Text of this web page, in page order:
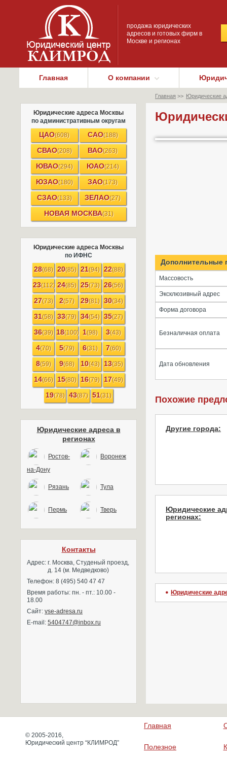
продажа юридических
адресов и готовых фирм в
Москве и регионах
Главная О компании
Юридические адреса Москвы
по административным округам
ЦАО(608) САО(188)
СВАО(208) ВАО(263)
ЮВАО(294) ЮАО(214)
ЮЗАО(180) ЗАО(173)
СЗАО(133) ЗЕЛАО(27)
НОВАЯ МОСКВА(31)
Юридические адреса Москвы
по ИФНС
28(68) 20(85) 21(94) 22(88)
23(112) 24(85) 25(73) 26(56)
27(73) 2(57) 29(81) 30(34)
31(58) 33(79) 34(54) 35(27)
36(39) 18(100) 1(98) 3(43)
4(70) 5(79) 6(31) 7(60)
8(59) 9(68) 10(43) 13(35)
14(66) 15(80) 16(79) 17(49)
19(78) 43(87) 51(31)
Юридические адреса в
регионах
Ростов-
на-Дону
Воронеж
Рязань Тула
Пермь Тверь
Контакты
Адрес: г. Москва, Студеный проезд,
д. 14 (м. Медведково)
Телефон: 8 (495) 540 47 47
Время работы: пн. - пт.: 10.00 -
18.00
Сайт: vse-adresa.ru
E-mail: 5404747@inbox.ru
Главная >> Юридические
Дополнительные
Массовость
Эксклюзивный адрес
Форма договора
Безналичная оплата
Дата обновления
Похожие
Другие города:
Юридические
регионах:
Юридические
© 2005-2016,
Юридический центр “КЛИМРОД”
Главная
Полезное